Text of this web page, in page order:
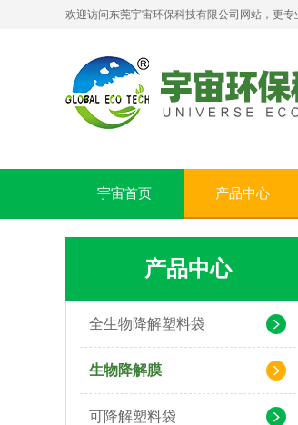
欢迎访问东莞宇宙环保科技有限公司网站，更专
宇宙首页 产品中心
产品中心
全生物降解塑料袋
生物降解膜
可降解塑料袋